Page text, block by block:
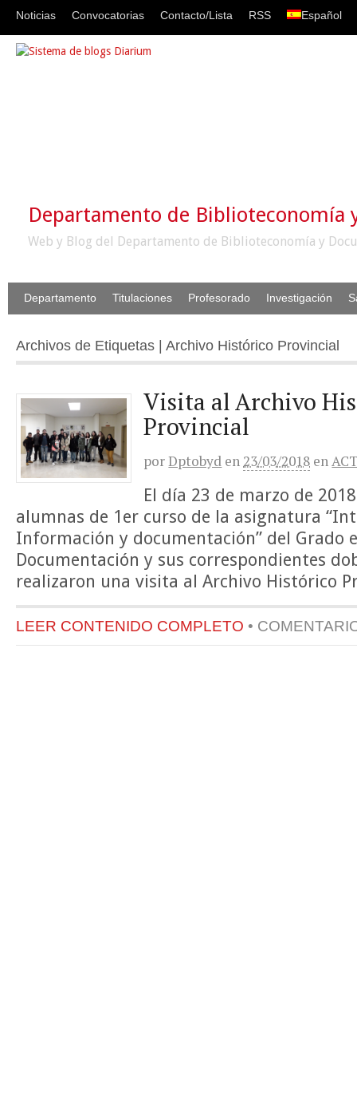
Noticias Convocatorias Contacto/Lista RSS Español
Departamento de Biblioteconomía
Web y Blog del Departamento de Biblioteconomía y
Departamento Titulaciones Profesorado Investigación
Archivos de Etiquetas | Archivo Histórico Provincial
Visita al Archivo
Provincial
porDptobyd en 23/03/2018 en
El día 23 de marzo de
alumnas de 1er curso de la asignatura
Información y documentación” del Grado
Documentación y sus correspondientes
realizaron una visita al Archivo Histórico
LEER CONTENIDO COMPLETO •